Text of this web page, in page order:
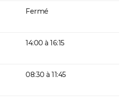
Fermé
14:00 à 16:15
08:30 à 11:45